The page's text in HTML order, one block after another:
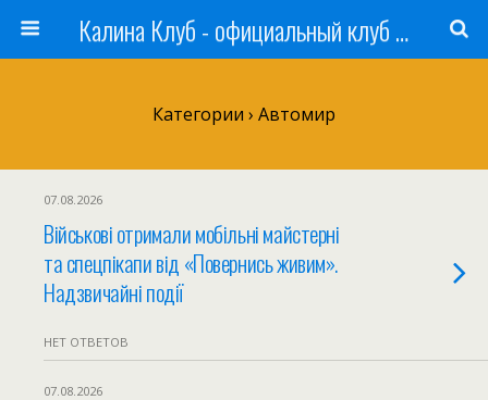
Калина Клуб - официальный клуб ЛАДА
Категории › Автомир
07.08.2026
Військові отримали мобільні майстерні
та спецпікапи від «Повернись живим».
Надзвичайні події
НЕТ ОТВЕТОВ
07.08.2026